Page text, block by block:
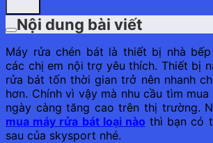
Nội dung bài viết
Máy rửa chén bát là thiết bị nhà
các chị em nội trợ yêu thích. Thiết bị
rửa bát tốn thời gian trở nên nhanh
hơn. Chính vì vậy mà nhu cầu tìm
ngày càng tăng cao trên thị trường.
mua máy rửa bát loại nào thì bạn có
sau của skysport nhé.